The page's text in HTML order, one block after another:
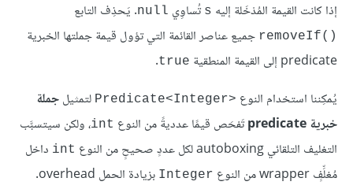
إذا كانت القيمة المُدْخَلة إليه s تُساوِي null. يَحذِف التابع
removeIf()‎ جميع عناصر القائمة التي تؤول قيمة جملتها الخبرية
predicate إلى القيمة المنطقية
true
.
يُمكِننا استخدام النوع Predicate<Integer>‎ لتمثيلجملة
خبرية predicate
تَفحَص قيمًا عدديةً من النوع int، ولكن سيتسبَّب
التغليف التلقائي autoboxing لكل عددٍ صحيحٍ من النوع
int داخل
مُغلِّفٍ wrapper من النوع
Integer
بزيادة الحمل overhead.